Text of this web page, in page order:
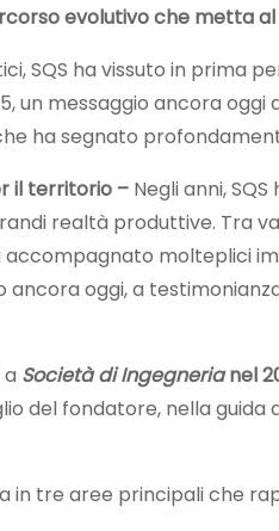
evolutivo che metta
SQS ha vissuto in prima
un messaggio ancora
ha segnato
il territorio – Negli anni,
realtà produttive. Tra
molteplici
ancora oggi, a
Società di Ingegnerianel
del fondatore, nella
in tre aree principali che